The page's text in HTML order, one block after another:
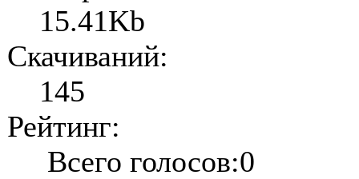
15.41Kb
Скачиваний:
145
Рейтинг:
Всего голосов:0